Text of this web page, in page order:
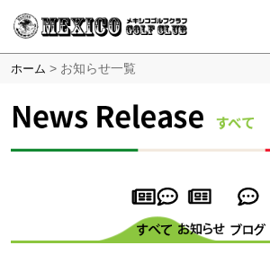
ホーム > お知らせ一覧